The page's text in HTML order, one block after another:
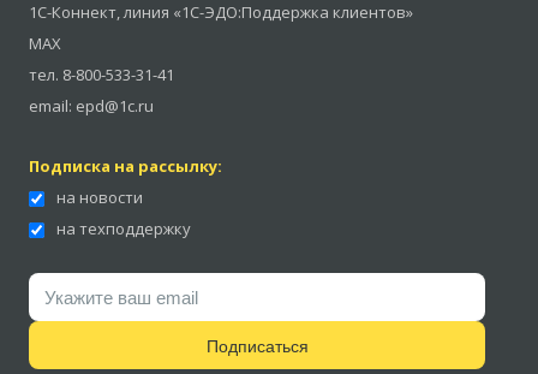
1С-Коннект,линия «1С-ЭДО:Поддержка клиентов»
MAX
тел. 8-800-533-31-41
email: epd@1c.ru
Подписка на рассылку:
на новости
на техподдержку
Подписаться